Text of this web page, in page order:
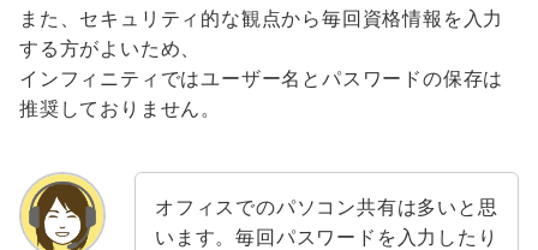
また、セキュリティ的な観点から毎回資格情報を入力
する方がよいため、
インフィニティではユーザー名とパスワードの保存は
推奨しておりません。
オフィスでのパソコン共有は多いと思
います。毎回パスワードを入力したり